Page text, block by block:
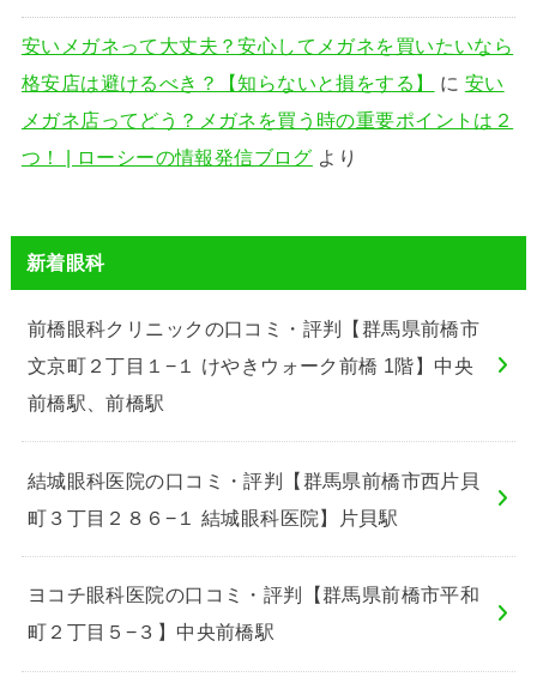
安いメガネって大丈夫？安心してメガネを買いたいなら
格安店は避けるべき？【知らないと損をする】
に 安い
メガネ店ってどう？メガネを買う時の重要ポイントは２
つ！ | ローシーの情報発信ブログ より
新着眼科
前橋眼科クリニックの口コミ・評判【群馬県前橋市
文京町２丁目１−１ けやきウォーク前橋 1階】中央
前橋駅、前橋駅
結城眼科医院の口コミ・評判【群馬県前橋市西片貝
町３丁目２８６−１ 結城眼科医院】片貝駅
ヨコチ眼科医院の口コミ・評判【群馬県前橋市平和
町２丁目５−３】中央前橋駅